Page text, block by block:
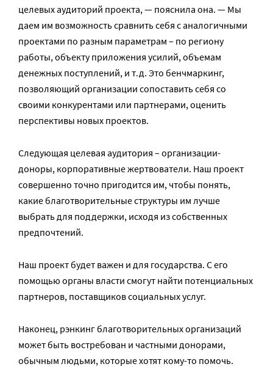
целевых аудиторий проекта, — пояснила она. — Мы
даем им возможность сравнить себя с аналогичными
проектами по разным параметрам – по региону
работы, объекту приложения усилий, объемам
денежных поступлений, и т.д. Это бенчмаркинг,
позволяющий организации сопоставить себя со
своими конкурентами или партнерами, оценить
перспективы новых проектов.
Следующая целевая аудитория – организации-
доноры, корпоративные жертвователи. Наш проект
совершенно точно пригодится им, чтобы понять,
какие благотворительные структуры им лучше
выбрать для поддержки, исходя из собственных
предпочтений.
Наш проект будет важен и для государства. С его
помощью органы власти смогут найти потенциальных
партнеров, поставщиков социальных услуг.
Наконец, рэнкинг благотворительных организаций
может быть востребован и частными донорами,
обычным людьми, которые хотят кому-то помочь.